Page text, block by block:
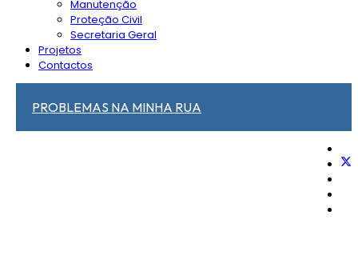
Manutenção
Proteção Civil
Secretaria Geral
Projetos
Contactos
PROBLEMAS NA MINHA RUA